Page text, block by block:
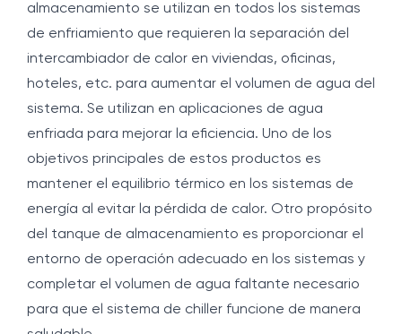
almacenamiento se utilizan en todos los sistemas
de enfriamiento que requieren la separación del
intercambiador de calor en viviendas, oficinas,
hoteles, etc. para aumentar el volumen de agua del
sistema. Se utilizan en aplicaciones de agua
enfriada para mejorar la eficiencia. Uno de los
objetivos principales de estos productos es
mantener el equilibrio térmico en los sistemas de
energía al evitar la pérdida de calor. Otro propósito
del tanque de almacenamiento es proporcionar el
entorno de operación adecuado en los sistemas y
completar el volumen de agua faltante necesario
para que el sistema de chiller funcione de manera